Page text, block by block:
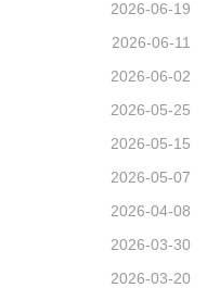
2026-06-19
2026-06-11
2026-06-02
2026-05-25
2026-05-15
2026-05-07
2026-04-08
2026-03-30
2026-03-20